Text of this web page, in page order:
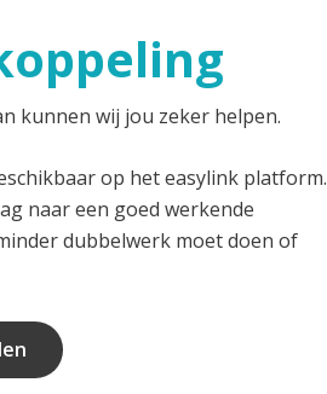
kunnen wij jou zeker helpen.
op het easylink platform.
naar een goed werkende
dubbelwerk moet doen of